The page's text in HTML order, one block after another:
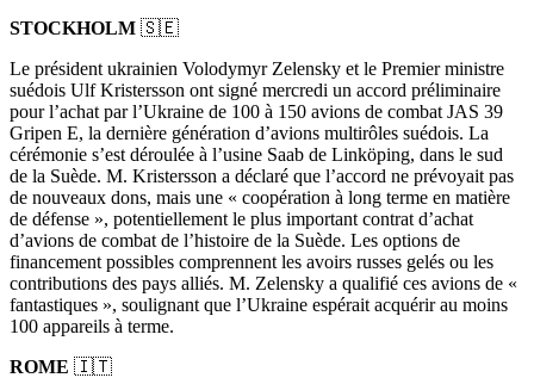
STOCKHOLM 🇸🇪
Le président ukrainien Volodymyr Zelensky et le Premier ministre
suédois Ulf Kristersson ont signé mercredi un accord préliminaire
pour l’achat par l’Ukraine de 100 à 150 avions de combat JAS 39
Gripen E, la dernière génération d’avions multirôles suédois. La
cérémonie s’est déroulée à l’usine Saab de Linköping, dans le sud
de la Suède. M. Kristersson a déclaré que l’accord ne prévoyait pas
de nouveaux dons, mais une « coopération à long terme en matière
de défense », potentiellement le plus important contrat d’achat
d’avions de combat de l’histoire de la Suède. Les options de
financement possibles comprennent les avoirs russes gelés ou les
contributions des pays alliés. M. Zelensky a qualifié ces avions de «
fantastiques », soulignant que l’Ukraine espérait acquérir au moins
100 appareils à terme.
ROME 🇮🇹